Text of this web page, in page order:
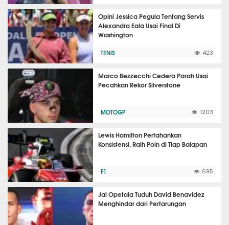
Opini Jessica Pegula Tentang Servis
Alexandra Eala Usai Final Di
Washington
TENIS 423
Marco Bezzecchi Cedera Parah Usai
Pecahkan Rekor Silverstone
MOTOGP 1203
Lewis Hamilton Pertahankan
Konsistensi, Raih Poin di Tiap Balapan
F1 695
Jai Opetaia Tuduh David Benavidez
Menghindar dari Pertarungan